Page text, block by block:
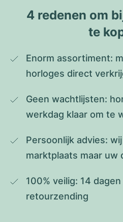
4 redenen om
te
Enorm assortiment:
horloges direct
Geen wachtlijsten:
werkdag klaar om te
Persoonlijk advies:
marktplaats maar
100% veilig: 14
retourzending